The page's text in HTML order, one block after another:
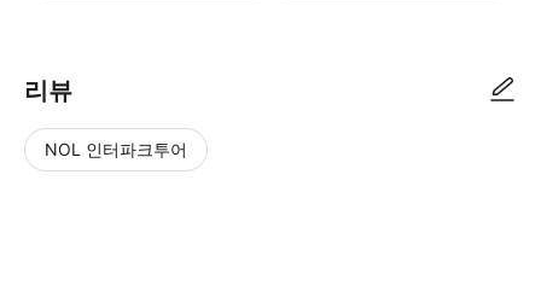
리뷰
NOL 인터파크투어